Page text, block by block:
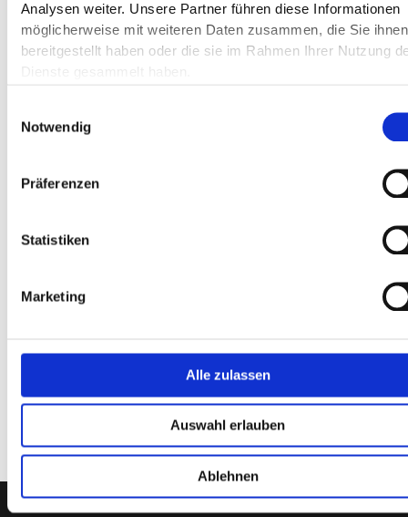
Analysen weiter. Unsere Partner führen diese Informationen
möglicherweise mit weiteren Daten zusammen, die Sie ihnen
bereitgestellt haben oder die sie im Rahmen Ihrer Nutzung
Dienste gesammelt haben.
Notwendig
Präferenzen
Statistiken
Marketing
Alle zulassen
Auswahl erlauben
Ablehnen
2001